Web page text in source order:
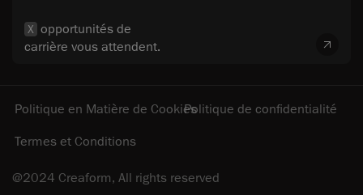
X opportunités de
carrière vous attendent.
@2024 Creaform, All rights reserved
Politique en Matière de CookiesPolitique de confidentialité
Termes et Conditions